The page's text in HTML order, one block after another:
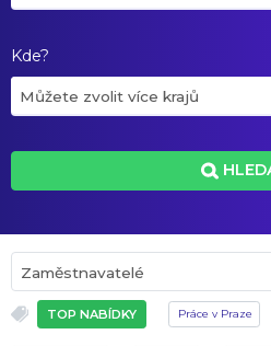
Kde?
Můžete zvolit více krajů
Zaměstnavatelé
TOP NABÍDKY Práce v Praze